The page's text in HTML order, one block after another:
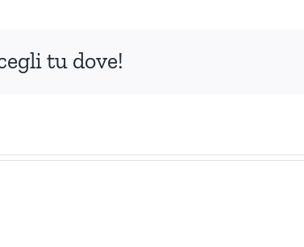
tu dove!